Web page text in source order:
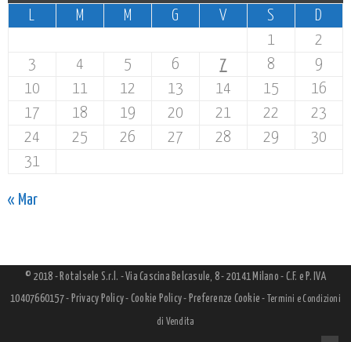
L
M M G V S
D
1
2
3
4 5 6 7 8
9
10
11 12 13 14 15
16
17
18 19 20 21 22
23
24
25 26 27 28 29
30
31
« Mar
© 2018 - Rotalsele S.r.l. - Via Cascina Belcasule, 8 - 20141 Milano - C.F. e P. IVA
10407660157 - Privacy Policy- Cookie Policy- Preferenze Cookie - Termini e Condizioni
di Vendita